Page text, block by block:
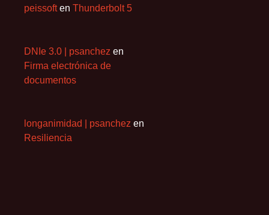
peissoften Thunderbolt 5
DNIe 3.0 | psanchez en
Firma electrónica de
documentos
longanimidad | psanchez en
Resiliencia